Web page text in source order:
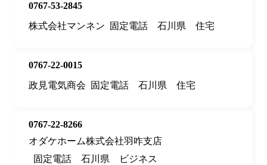
0767-53-2845
株式会社マンネン
固定電話 石川県 住宅
0767-22-0015
政見電気商会
固定電話 石川県 住宅
0767-22-8266
オダケホーム株式会社羽咋支店
固定電話
石川県 ビジネス